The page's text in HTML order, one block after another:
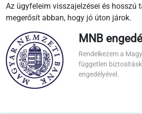
Az ügyfeleim visszajelzései és hosszú
megerősít abban, hogy jó úton járok.
MNB
Rendelkezem a
független
engedélyével.